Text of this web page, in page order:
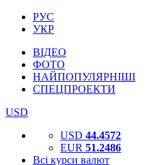
РУС
УКР
ВІДЕО
ФОТО
НАЙПОПУЛЯРНІШІ
СПЕЦПРОЕКТИ
USD
USD 44.4572
EUR 51.2486
Всі курси валют